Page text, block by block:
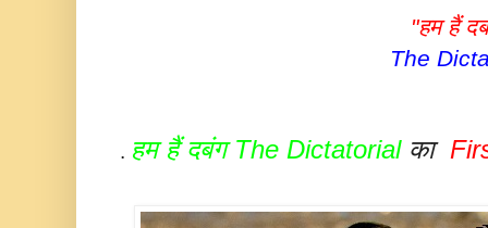
"हम हैं
The
. हम हैं दबंग The Dictatorial का